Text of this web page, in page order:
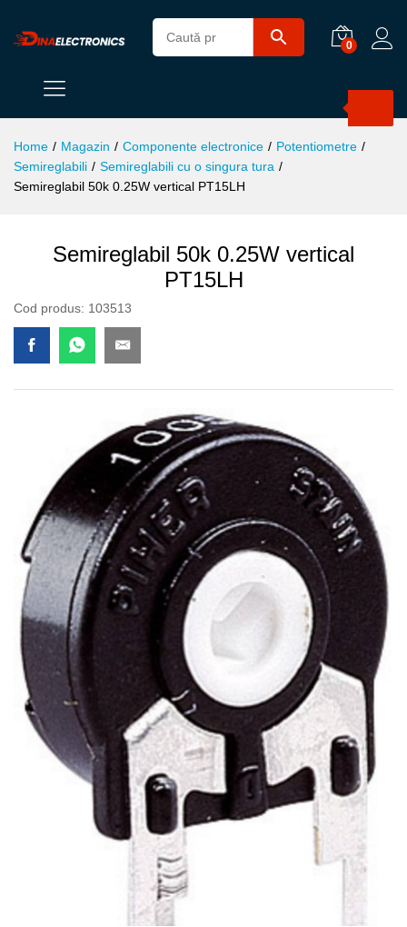
0
Home / Magazin / Componente electronice / Potentiometre /
Semireglabili / Semireglabili cu o singura tura /
Semireglabil 50k 0.25W vertical PT15LH
Semireglabil 50k 0.25W vertical
PT15LH
Cod produs: 103513